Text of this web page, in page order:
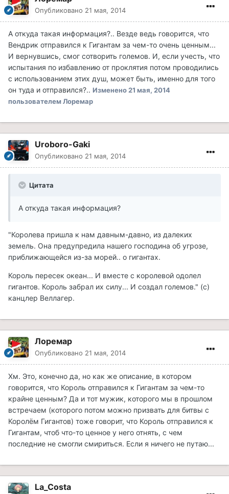
Опубликовано 21 мая, 2014
А откуда такая информация?.. Везде ведь говорится, что
Вендрик отправился к Гигантам за чем-то очень ценным...
И вернувшись, смог сотворить големов. И, если учесть, что
испытания по избавлению от проклятия потом проводились
с использованием этих душ, может быть, именно для того
он туда и отправился?.. Изменено21 мая, 2014
пользователем Лоремар
Uroboro-Gaki
Опубликовано 21 мая, 2014
Цитата
А откуда такая информация?
"Королева пришла к нам давным-давно, из далеких
земель. Она предупредила нашего господина об угрозе,
приближающейся из-за морей.. о гигантах.
Король пересек океан... И вместе с королевой одолел
гигантов. Король забрал их силу... И создал големов." (с)
канцлер Веллагер.
Лоремар
Опубликовано 21 мая, 2014
Хм. Это, конечно да, но как же описание, в котором
говорится, что Король отправился к Гигантам за чем-то
крайне ценным? Да и тот мужик, которого мы в прошлом
встречаем (которого потом можно призвать для битвы с
Королём Гигантов) тоже говорит, что Король отправился к
Гигантам, чтоб что-то ценное у него отнять, с чем
последние не смогли смириться. Если я ничего не путаю...
La_Costa